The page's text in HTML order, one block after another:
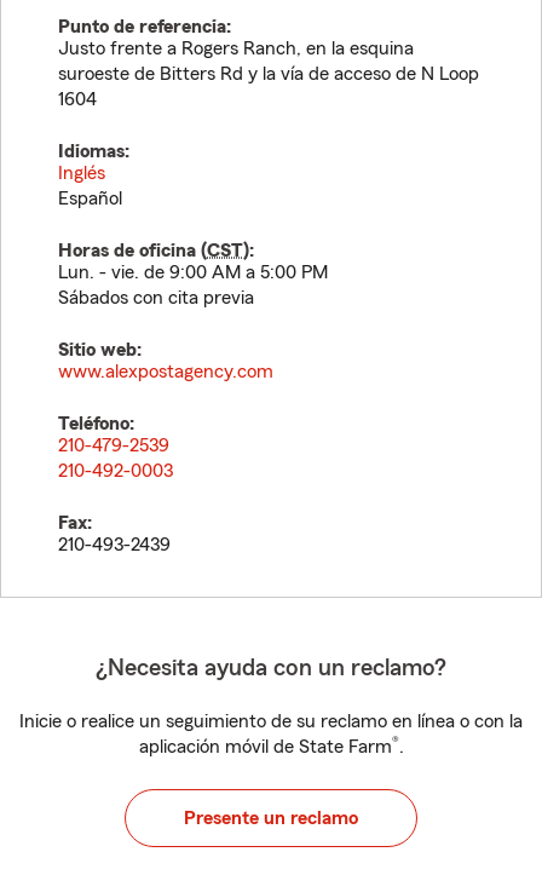
Punto de referencia:
Justo frente a Rogers Ranch, en la esquina
suroeste de Bitters Rd y la vía de acceso de N Loop
1604
Idiomas:
Inglés
Español
Horas de oficina (CST):
Lun. - vie. de 9:00 AM a 5:00 PM
Sábados con cita previa
Sitio web:
www.alexpostagency.com
Teléfono:
210-479-2539
210-492-0003
Fax:
210-493-2439
¿Necesita ayuda con un reclamo?
Inicie o realice un seguimiento de su reclamo en línea o con la
aplicación móvil de State Farm®.
Presente un reclamo